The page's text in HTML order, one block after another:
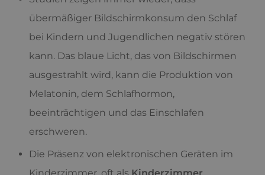
übermäßiger Bildschirmkonsum den Schlaf
bei Kindern und Jugendlichen negativ stören
kann. Das blaue Licht, das von Bildschirmen
ausgestrahlt wird, kann die Produktion von
Melatonin, dem Schlafhormon,
beeinträchtigen und das Einschlafen
erschweren.
Die Präsenz von elektronischen Geräten im